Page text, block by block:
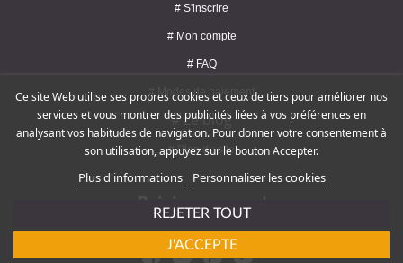
# S'inscrire
# Mon compte
# FAQ
# Modes de paiement
# Le blog
# Plan du site
Rejoignez-nous !
Ce site Web utilise ses propres cookies et ceux de tiers pour améliorer nos
services et vous montrer des publicités liées à vos préférences en
analysant vos habitudes de navigation. Pour donner votre consentement à
son utilisation, appuyez sur le bouton Accepter.
Plus d'informations Personnaliser les cookies
REJETER TOUT
J'ACCEPTE